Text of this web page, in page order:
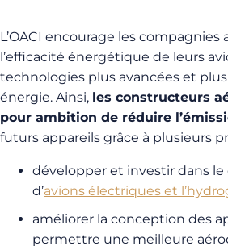
L’OACI encourage les
l’efficacité énergétique de leurs
technologies plus avancées et
énergie. Ainsi, les constructeurs
pour ambition de réduire
futurs appareils grâce à plusieurs
développer et investir dans
d’avions électriques et
améliorer la conception des
permettre une meilleure